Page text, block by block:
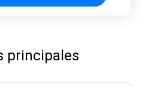
principales